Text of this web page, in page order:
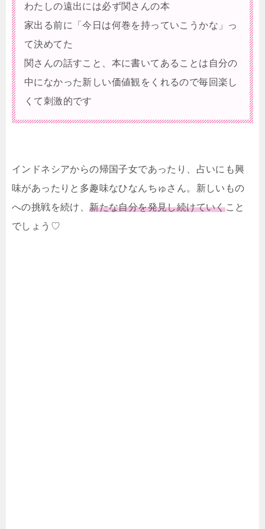
わたしの遠出には必ず関さんの本
家出る前に「今日は何巻を持っていこうかな」っ
て決めてた
関さんの話すこと、本に書いてあることは自分の
中になかった新しい価値観をくれるので毎回楽し
くて刺激的です
インドネシアからの帰国子女であったり、占いにも興
味があったりと多趣味なひなんちゅさん。新しいもの
への挑戦を続け、新たな自分を発見し続けていくこと
でしょう♡